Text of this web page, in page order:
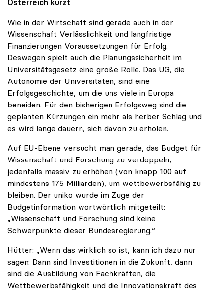
Österreich kürzt
Wie in der Wirtschaft sind gerade auch in der
Wissenschaft Verlässlichkeit und langfristige
Finanzierungen Voraussetzungen für Erfolg.
Deswegen spielt auch die Planungssicherheit im
Universitätsgesetz eine große Rolle. Das UG, die
Autonomie der Universitäten, sind eine
Erfolgsgeschichte, um die uns viele in Europa
beneiden. Für den bisherigen Erfolgsweg sind die
geplanten Kürzungen ein mehr als herber Schlag und
es wird lange dauern, sich davon zu erholen.
Auf EU-Ebene versucht man gerade, das Budget für
Wissenschaft und Forschung zu verdoppeln,
jedenfalls massiv zu erhöhen (von knapp 100 auf
mindestens 175 Milliarden), um wettbewerbsfähig zu
bleiben. Der uniko wurde im Zuge der
Budgetinformation wortwörtlich mitgeteilt:
„Wissenschaft und Forschung sind keine
Schwerpunkte dieser Bundesregierung.“
Hütter: „Wenn das wirklich so ist, kann ich dazu nur
sagen: Dann sind Investitionen in die Zukunft, dann
sind die Ausbildung von Fachkräften, die
Wettbewerbsfähigkeit und die Innovationskraft des